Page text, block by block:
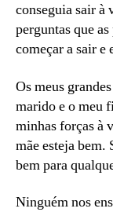
conseguia sair à
perguntas que
começar a sair e
Os meus
marido e o meu
minhas forças à
mãe esteja bem.
bem para
Ninguém nos